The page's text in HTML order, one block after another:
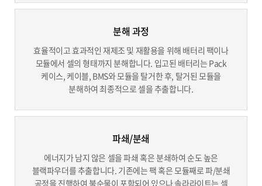
분해 과정
효율적이고 효과적인 재제조 및 재활용을 위해 배터리 팩이나
모듈에서 셀의 형태까지 분해합니다. 입고된 배터리는 Pack
케이스, 케이블, BMS와 모듈을 탈거한 후, 탈거된 모듈을
분해하여 최종적으로 셀을 추출합니다.
파쇄/분쇄
에너지가 남지 않은 셀을 파쇄 혹은 분쇄하여 순도 높은
블랙파우더를 추출합니다. 기존에는 팩 혹은 모듈째로 파/분쇄
공정을 진행하여 불순물이 포함되어 있으나 솔라라이트는 셀